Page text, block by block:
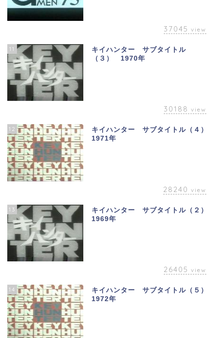
37045 view
11
キイハンター サブタイトル
（３） 1970年
30188 view
12
キイハンター サブタイトル（４）
1971年
28240 view
13
キイハンター サブタイトル（２）
1969年
26405 view
14
キイハンター サブタイトル（５）
1972年